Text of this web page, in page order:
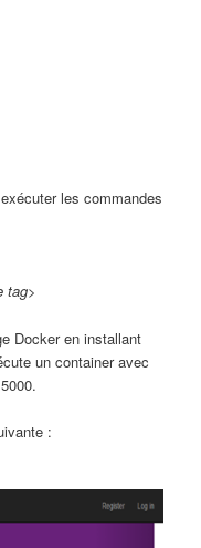
les commandes
tag>
Docker en installant
un container avec
: